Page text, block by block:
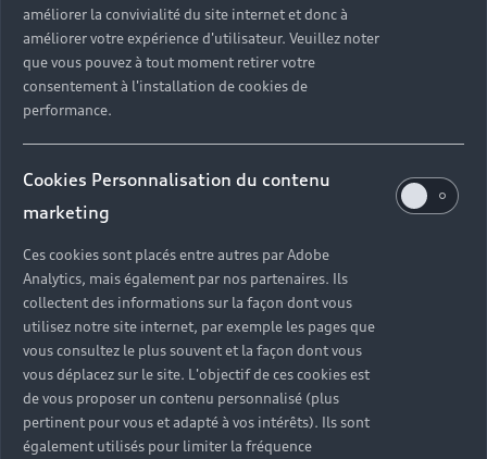
améliorer la convivialité du site internet et donc à
améliorer votre expérience d'utilisateur. Veuillez noter
que vous pouvez à tout moment retirer votre
consentement à l'installation de cookies de
performance.
Cookies Personnalisation du contenu
marketing
Ces cookies sont placés entre autres par Adobe
Analytics, mais également par nos partenaires. Ils
collectent des informations sur la façon dont vous
utilisez notre site internet, par exemple les pages que
vous consultez le plus souvent et la façon dont vous
vous déplacez sur le site. L'objectif de ces cookies est
de vous proposer un contenu personnalisé (plus
pertinent pour vous et adapté à vos intérêts). Ils sont
également utilisés pour limiter la fréquence